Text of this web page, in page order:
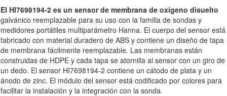
El HI7698194-2 es un sensor de membrana de oxígeno disuelto
galvánico reemplazable para su uso con la familia de sondas y
medidores portátiles multiparámetro Hanna. El cuerpo del sensor está
fabricado con material duradero de ABS y contiene un diseño de tapa
de membrana fácilmente reemplazable. Las membranas están
construidas de HDPE y cada tapa se atornilla al sensor con un giro de
un dedo. El sensor HI7698194-2 contiene un cátodo de plata y un
ánodo de zinc. El módulo del sensor está codificado por colores para
facilitar la instalación y la integración con la sonda.